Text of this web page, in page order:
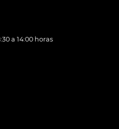
a 14:00 horas